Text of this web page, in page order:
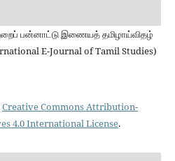
பன்னாட்டு இணையத் தமிழாய்விதழ்
E-Journal of Tamil Studies)
Creative Commons Attribution-
4.0 International License.